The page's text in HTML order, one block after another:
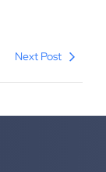
Next Post